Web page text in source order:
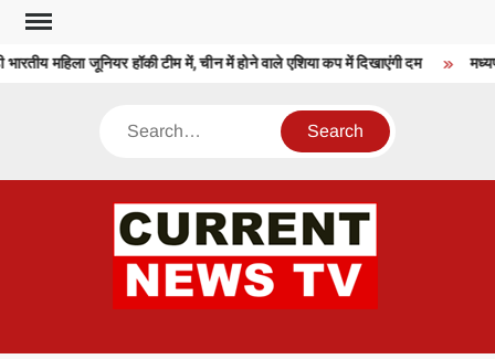
Skip
contentमहिला जूनियर हॉकी टीम में, चीन में होने वाले एशिया कप में दिखाएंगी दम
Search